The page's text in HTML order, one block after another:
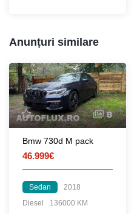
Anunțuri similare
8
Bmw 730d M pack
46.999€
Sedan
2018
Diesel
136000 KM